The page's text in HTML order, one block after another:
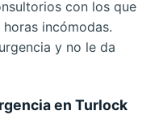
con los que
incómodas.
y no le da
en Turlock